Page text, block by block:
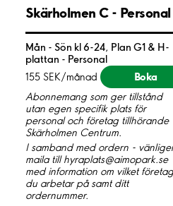
Skärholmen C - Personal
Mån - Sön kl 6-24, Plan G1 & H-
plattan - Personal
155 SEK/månad Boka
Abonnemang som ger tillstånd
utan egen specifik plats för
personal och företag tillhörande
Skärholmen Centrum.
I samband med ordern -
maila till hyraplats@aimopark.se
med information om vilket företag
du arbetar på samt ditt
ordernummer.